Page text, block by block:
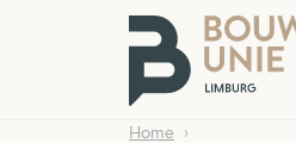
Home